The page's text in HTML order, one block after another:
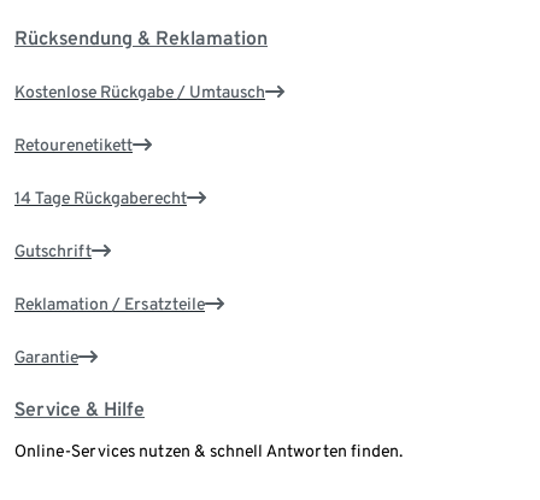
Rücksendung & Reklamation
Kostenlose Rückgabe / Umtausch
Retourenetikett
14 Tage Rückgaberecht
Gutschrift
Reklamation / Ersatzteile
Garantie
Service & Hilfe
Online-Services nutzen & schnell Antworten finden.